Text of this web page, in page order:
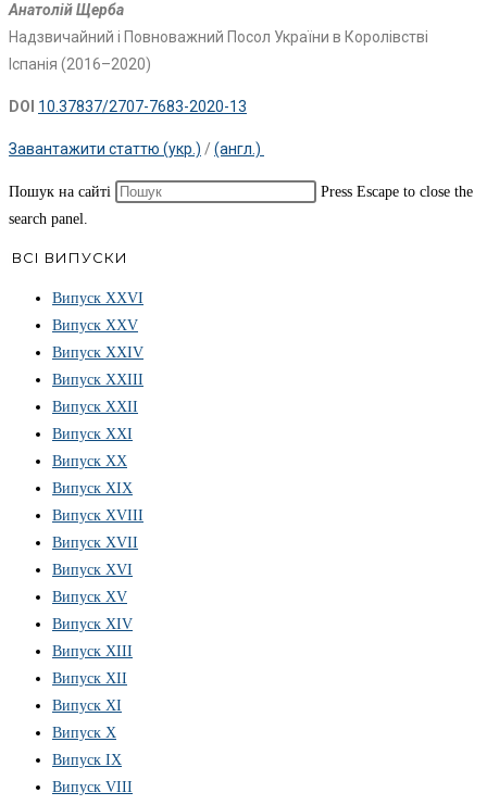
Анатолій Щерба
Надзвичайний і Повноважний Посол України в Королівстві
Іспанія (2016–2020)
DOI 10.37837/2707-7683-2020-13
Завантажити статтю (укр.) /(англ.)
Пошук на сайті
Press Escape to close the
search panel.
ВСІ ВИПУСКИ
Випуск ХХVІ
Випуск XXV
Випуск XXIV
Випуск XXIII
Випуск XXII
Випуск XXI
Випуск XX
Випуск XIX
Випуск XVIII
Випуск XVII
Випуск XVI
Випуск XV
Випуск XIV
Випуск XIII
Випуск XII
Випуск XI
Випуск X
Випуск IX
Випуск VIII